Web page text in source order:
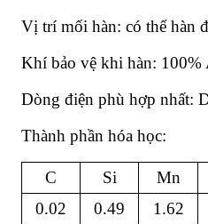
Vị trí mối hàn: có thể hàn
Khí bảo vệ khi hàn: 100%
Dòng điện phù hợp nhất:
Thành phần hóa học:
C Si Mn
0.02
0.49 1.62